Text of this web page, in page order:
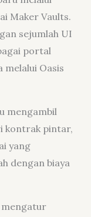
Maker Vaults.
sejumlah UI
portal
melalui Oasis
mengambil
kontrak pintar,
yang
dengan biaya
mengatur